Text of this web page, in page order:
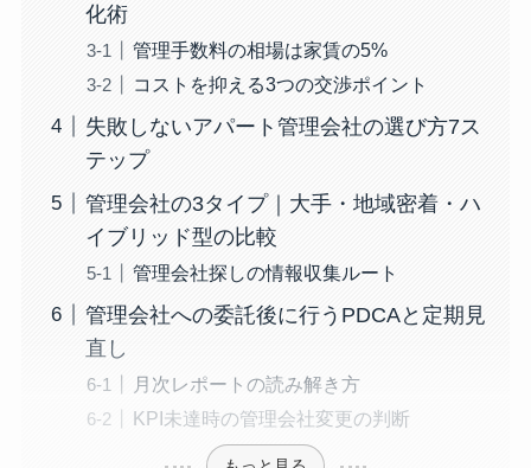
化術
管理手数料の相場は家賃の5%
コストを抑える3つの交渉ポイント
失敗しないアパート管理会社の選び方7ス
テップ
管理会社の3タイプ｜大手・地域密着・ハ
イブリッド型の比較
管理会社探しの情報収集ルート
管理会社への委託後に行うPDCAと定期見
直し
月次レポートの読み解き方
KPI未達時の管理会社変更の判断